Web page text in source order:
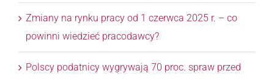
Zmiany na rynku pracy od 1 czerwca 2025 r. – co
powinni wiedzieć pracodawcy?
Polscy podatnicy wygrywają 70 proc. spraw przed